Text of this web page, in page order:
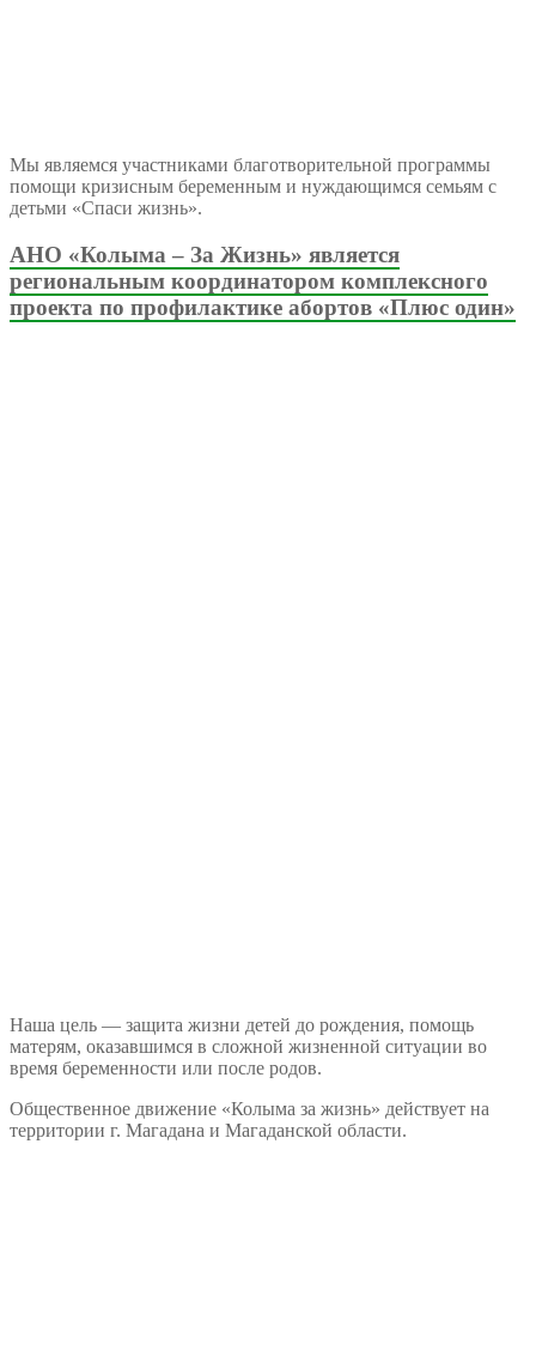
Мы являемся участниками благотворительной программы
помощи кризисным беременным и нуждающимся семьям с
детьми «Спаси жизнь».
АНО «Колыма – За Жизнь» является
региональным координатором комплексного
проекта по профилактике абортов «Плюс один»
Наша цель — защита жизни детей до рождения, помощь
матерям, оказавшимся в сложной жизненной ситуации во
время беременности или после родов.
Общественное движение «Колыма за жизнь» действует на
территории г. Магадана и Магаданской области.